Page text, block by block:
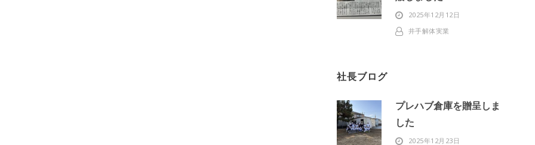
2025年12月12日
井手解体実業
社長ブログ
プレハブ倉庫を贈呈しま
した
2025年12月23日